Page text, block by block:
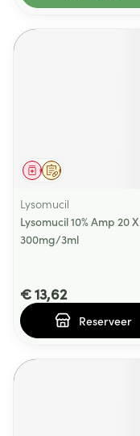
Op voorschrift
Geneesmiddel
Lysomucil
Lysomucil 10% Amp 20 X
300mg/3ml
€ 13,62
Reserveer